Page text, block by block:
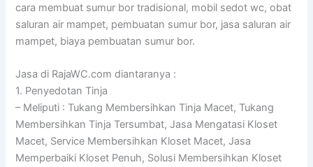
cara membuat sumur bor tradisional, mobil sedot wc, obat
saluran air mampet, pembuatan sumur bor, jasa saluran air
mampet, biaya pembuatan sumur bor.
Jasa di RajaWC.com diantaranya :
1. Penyedotan Tinja
– Meliputi : Tukang Membersihkan Tinja Macet, Tukang
Membersihkan Tinja Tersumbat, Jasa Mengatasi Kloset
Macet, Service Membersihkan Kloset Macet, Jasa
Memperbaiki Kloset Penuh, Solusi Membersihkan Kloset